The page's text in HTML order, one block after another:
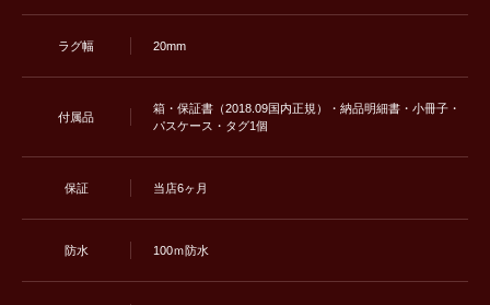
ラグ幅 20mm
付属品
箱・保証書（2018.09国内正規）・納品明細書・小冊子・
パスケース・タグ1個
保証 当店6ヶ月
防水 100ｍ防水